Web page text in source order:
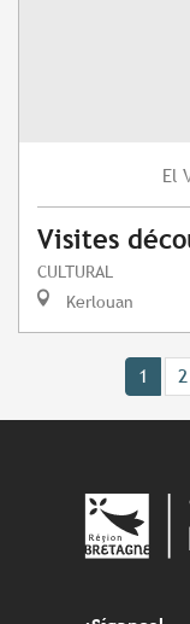
El
Visites
CULTURAL
Kerlouan
1 2